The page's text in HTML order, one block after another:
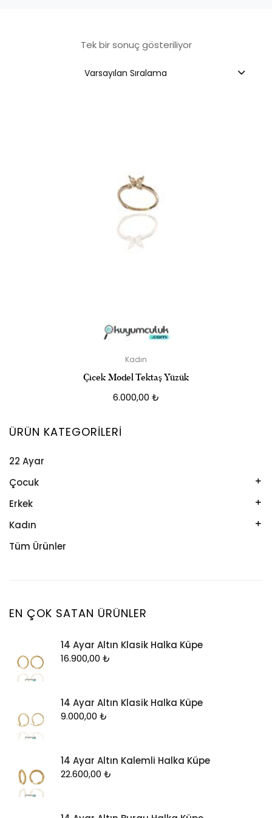
Tek bir sonuç gösteriliyor
Varsayılan Sıralama
Kadın
Çicek Model Tektaş Yüzük
6.000,00 ₺
ÜRÜN KATEGORILERI
22 Ayar
Çocuk
Kelepçe
Kolye
Künye
Erkek
Kelepçe
Künye
Kadın
Bileklik
Küpe
Piercing
Şahmeran
Yüzük
Tüm Ürünler
EN ÇOK SATAN ÜRÜNLER
14 Ayar Altın Klasik Halka Küpe
16.900,00 ₺
14 Ayar Altın Klasik Halka Küpe
9.000,00 ₺
14 Ayar Altın Kalemli Halka Küpe
22.600,00 ₺